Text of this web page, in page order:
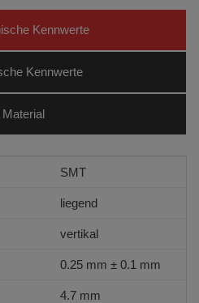
Kennwerte
Kennwerte
Material
SMT
liegend
vertikal
0.25 mm ± 0.1 mm
4.7 mm